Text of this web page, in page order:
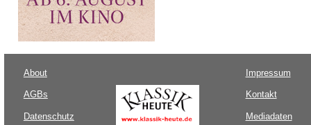
About
AGBs
Datenschutz
Impressum
Kontakt
Mediadaten